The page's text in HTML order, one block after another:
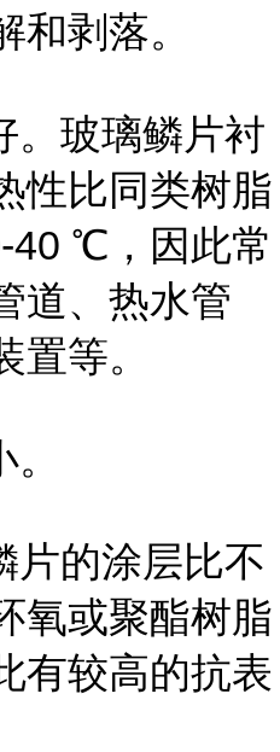
和剥落。
。玻璃鳞片衬
性比同类树脂
40 ℃，因此常
道、热水管
等。
片的涂层比不
氧或聚酯树脂
有较高的抗表